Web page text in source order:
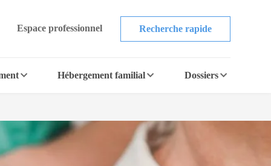
Espace professionnel Recherche rapide
Hébergement familial Dossiers